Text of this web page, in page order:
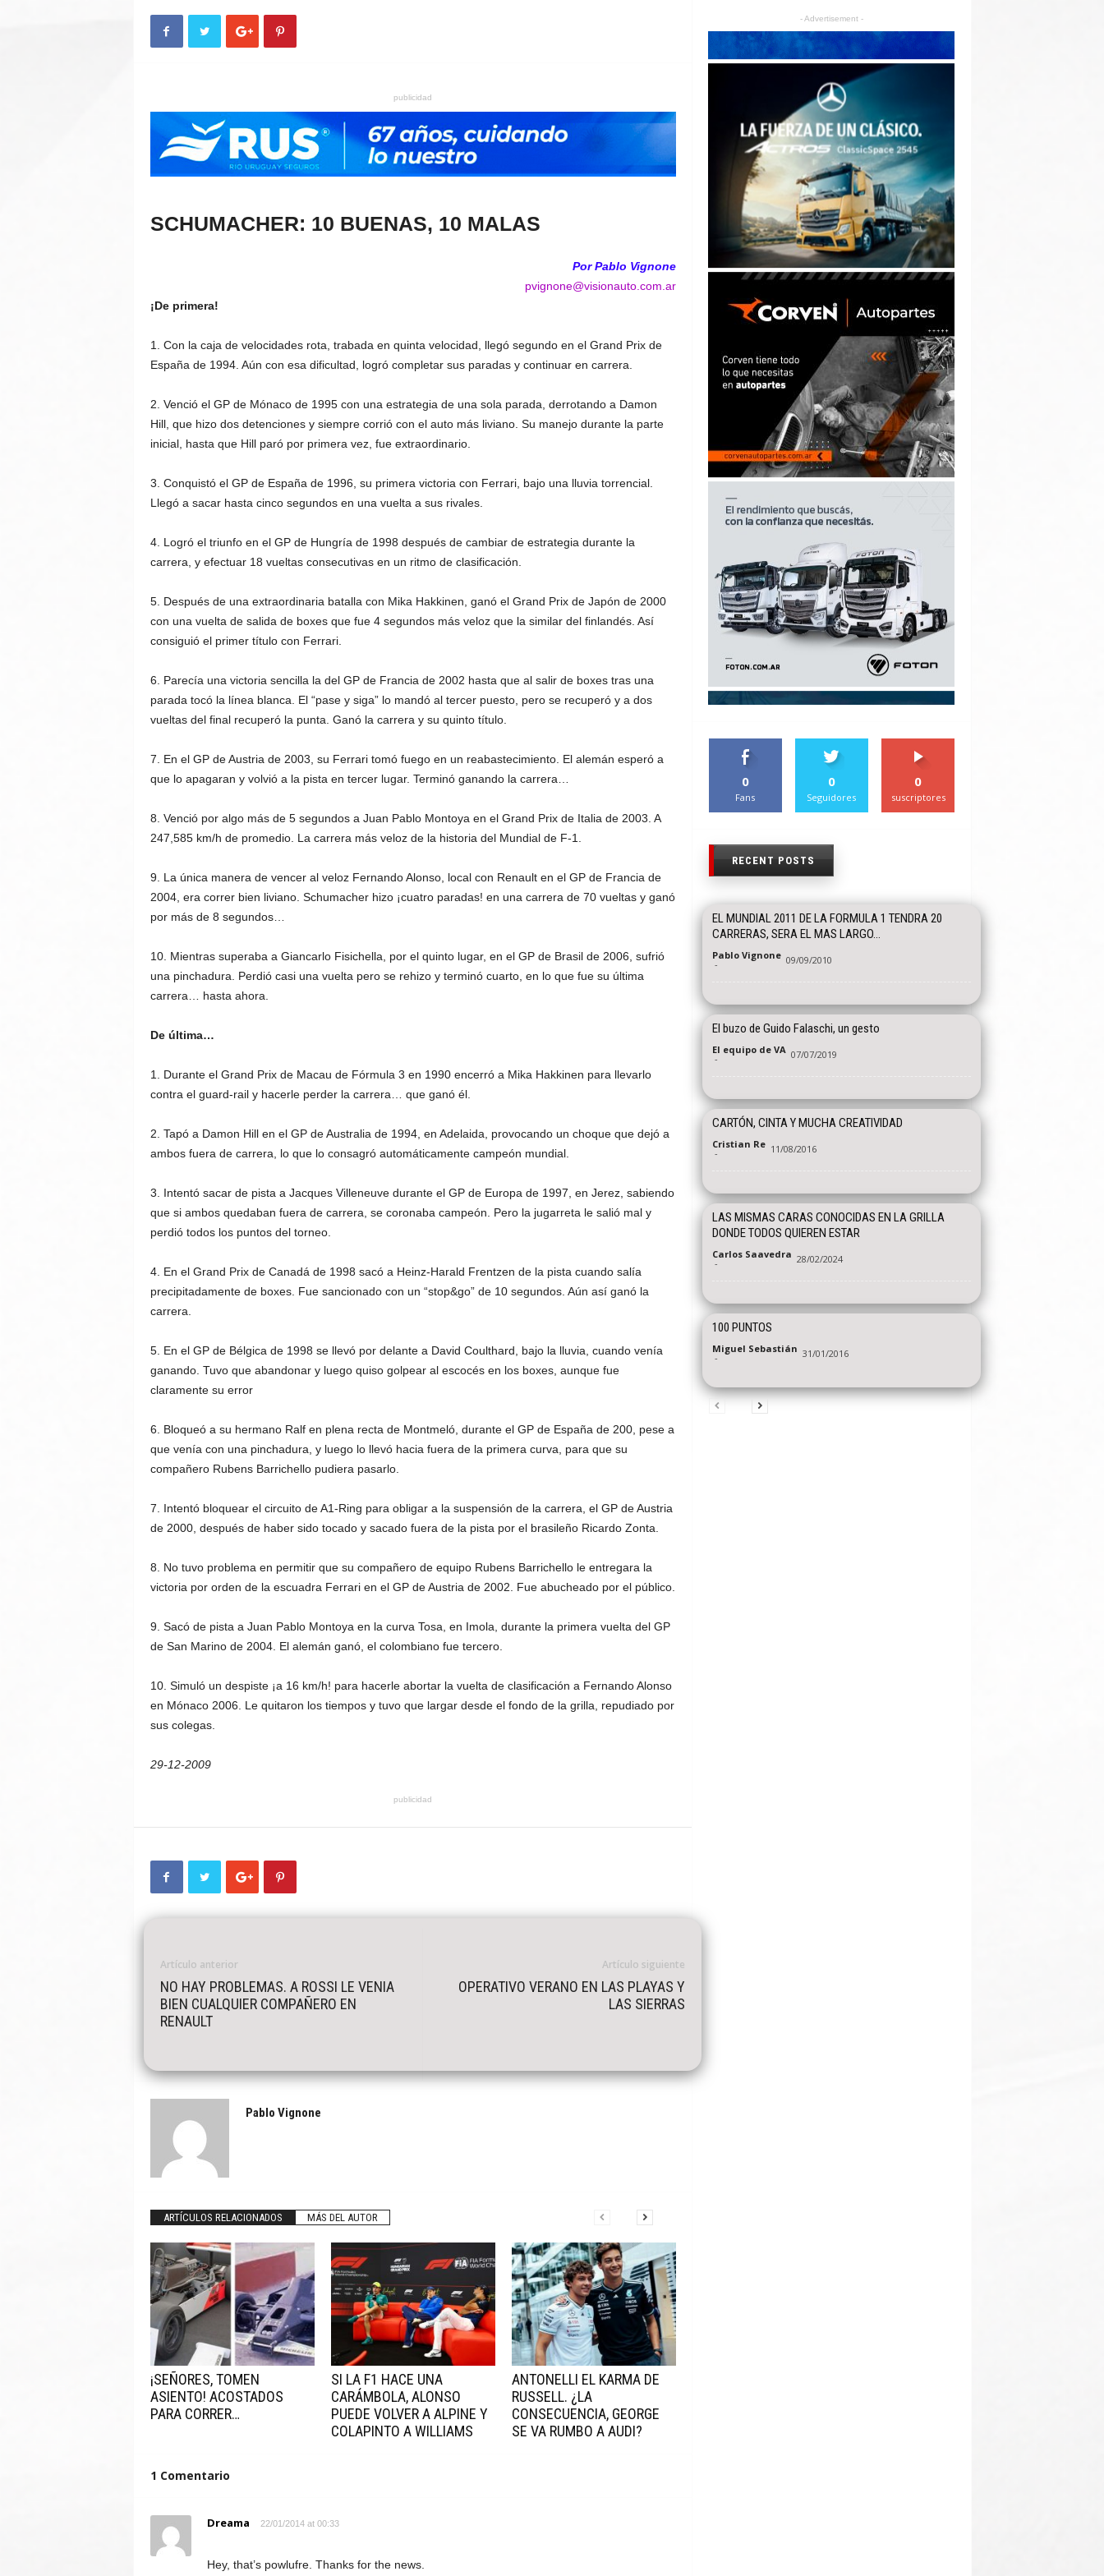
publicidad
SCHUMACHER: 10 BUENAS, 10 MALAS
Por Pablo Vignone
pvignone@visionauto.com.ar
¡De primera!
1. Con la caja de velocidades rota, trabada en quinta velocidad, llegó segundo en el Grand Prix de
España de 1994. Aún con esa dificultad, logró completar sus paradas y continuar en carrera.
2. Venció el GP de Mónaco de 1995 con una estrategia de una sola parada, derrotando a Damon
Hill, que hizo dos detenciones y siempre corrió con el auto más liviano. Su manejo durante la parte
inicial, hasta que Hill paró por primera vez, fue extraordinario.
3. Conquistó el GP de España de 1996, su primera victoria con Ferrari, bajo una lluvia torrencial.
Llegó a sacar hasta cinco segundos en una vuelta a sus rivales.
4. Logró el triunfo en el GP de Hungría de 1998 después de cambiar de estrategia durante la
carrera, y efectuar 18 vueltas consecutivas en un ritmo de clasificación.
5. Después de una extraordinaria batalla con Mika Hakkinen, ganó el Grand Prix de Japón de 2000
con una vuelta de salida de boxes que fue 4 segundos más veloz que la similar del finlandés. Así
consiguió el primer título con Ferrari.
6. Parecía una victoria sencilla la del GP de Francia de 2002 hasta que al salir de boxes tras una
parada tocó la línea blanca. El “pase y siga” lo mandó al tercer puesto, pero se recuperó y a dos
vueltas del final recuperó la punta. Ganó la carrera y su quinto título.
7. En el GP de Austria de 2003, su Ferrari tomó fuego en un reabastecimiento. El alemán esperó a
que lo apagaran y volvió a la pista en tercer lugar. Terminó ganando la carrera…
8. Venció por algo más de 5 segundos a Juan Pablo Montoya en el Grand Prix de Italia de 2003. A
247,585 km/h de promedio. La carrera más veloz de la historia del Mundial de F-1.
9. La única manera de vencer al veloz Fernando Alonso, local con Renault en el GP de Francia de
2004, era correr bien liviano. Schumacher hizo ¡cuatro paradas! en una carrera de 70 vueltas y ganó
por más de 8 segundos…
10. Mientras superaba a Giancarlo Fisichella, por el quinto lugar, en el GP de Brasil de 2006, sufrió
una pinchadura. Perdió casi una vuelta pero se rehizo y terminó cuarto, en lo que fue su última
carrera… hasta ahora.
De última…
1. Durante el Grand Prix de Macau de Fórmula 3 en 1990 encerró a Mika Hakkinen para llevarlo
contra el guard-rail y hacerle perder la carrera… que ganó él.
2. Tapó a Damon Hill en el GP de Australia de 1994, en Adelaida, provocando un choque que dejó a
ambos fuera de carrera, lo que lo consagró automáticamente campeón mundial.
3. Intentó sacar de pista a Jacques Villeneuve durante el GP de Europa de 1997, en Jerez, sabiendo
que si ambos quedaban fuera de carrera, se coronaba campeón. Pero la jugarreta le salió mal y
perdió todos los puntos del torneo.
4. En el Grand Prix de Canadá de 1998 sacó a Heinz-Harald Frentzen de la pista cuando salía
precipitadamente de boxes. Fue sancionado con un “stop&go” de 10 segundos. Aún así ganó la
carrera.
5. En el GP de Bélgica de 1998 se llevó por delante a David Coulthard, bajo la lluvia, cuando venía
ganando. Tuvo que abandonar y luego quiso golpear al escocés en los boxes, aunque fue
claramente su error
6. Bloqueó a su hermano Ralf en plena recta de Montmeló, durante el GP de España de 200, pese a
que venía con una pinchadura, y luego lo llevó hacia fuera de la primera curva, para que su
compañero Rubens Barrichello pudiera pasarlo.
7. Intentó bloquear el circuito de A1-Ring para obligar a la suspensión de la carrera, el GP de Austria
de 2000, después de haber sido tocado y sacado fuera de la pista por el brasileño Ricardo Zonta.
8. No tuvo problema en permitir que su compañero de equipo Rubens Barrichello le entregara la
victoria por orden de la escuadra Ferrari en el GP de Austria de 2002. Fue abucheado por el público.
9. Sacó de pista a Juan Pablo Montoya en la curva Tosa, en Imola, durante la primera vuelta del GP
de San Marino de 2004. El alemán ganó, el colombiano fue tercero.
10. Simuló un despiste ¡a 16 km/h! para hacerle abortar la vuelta de clasificación a Fernando Alonso
en Mónaco 2006. Le quitaron los tiempos y tuvo que largar desde el fondo de la grilla, repudiado por
sus colegas.
29-12-2009
publicidad
Artículo anterior
NO HAY PROBLEMAS. A ROSSI LE VENIA
BIEN CUALQUIER COMPAÑERO EN
RENAULT
Artículo siguiente
OPERATIVO VERANO EN LAS PLAYAS Y
LAS SIERRAS
Pablo Vignone
ARTÍCULOS RELACIONADOS MÁS DEL AUTOR
¡SEÑORES, TOMEN
ASIENTO! ACOSTADOS
PARA CORRER…
SI LA F1 HACE UNA
CARÁMBOLA, ALONSO
PUEDE VOLVER A ALPINE Y
COLAPINTO A WILLIAMS
ANTONELLI EL KARMA DE
RUSSELL. ¿LA
CONSECUENCIA, GEORGE
SE VA RUMBO A AUDI?
1 Comentario
Dreama 22/01/2014 at 00:33
Hey, that’s powlufre. Thanks for the news.
- Advertisement -
0
Fans
0
Seguidores
0
suscriptores
RECENT POSTS
EL MUNDIAL 2011 DE LA FORMULA 1 TENDRA 20
CARRERAS, SERA EL MAS LARGO...
Pablo Vignone
- 09/09/2010
El buzo de Guido Falaschi, un gesto
El equipo de VA
- 07/07/2019
CARTÓN, CINTA Y MUCHA CREATIVIDAD
Cristian Re
- 11/08/2016
LAS MISMAS CARAS CONOCIDAS EN LA GRILLA
DONDE TODOS QUIEREN ESTAR
Carlos Saavedra
- 28/02/2024
100 PUNTOS
Miguel Sebastián
- 31/01/2016